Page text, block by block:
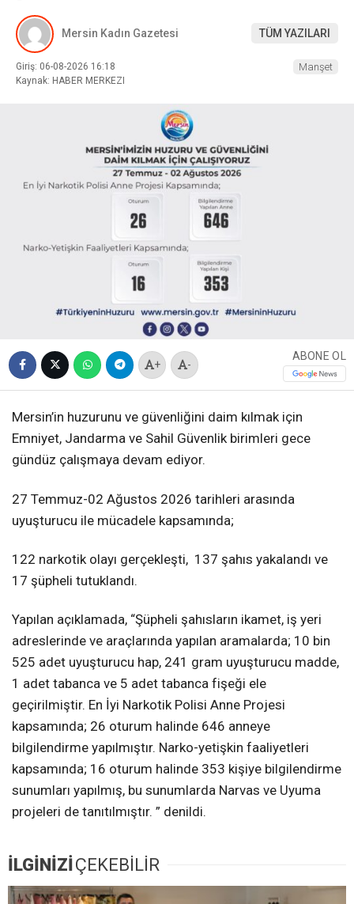
Mersin Kadın Gazetesi TÜM YAZILARI
Giriş: 06-08-2026 16:18
Kaynak: HABER MERKEZI
Manşet
+ -
ABONE OL
Mersin’in huzurunu ve güvenliğini daim kılmak için
Emniyet, Jandarma ve Sahil Güvenlik birimleri gece
gündüz çalışmaya devam ediyor.
27 Temmuz-02 Ağustos 2026 tarihleri arasında
uyuşturucu ile mücadele kapsamında;
122 narkotik olayı gerçekleşti, 137 şahıs yakalandı ve
17 şüpheli tutuklandı.
Yapılan açıklamada, “Şüpheli şahısların ikamet, iş yeri
adreslerinde ve araçlarında yapılan aramalarda; 10 bin
525 adet uyuşturucu hap, 241 gram uyuşturucu madde,
1 adet tabanca ve 5 adet tabanca fişeği ele
geçirilmiştir. En İyi Narkotik Polisi Anne Projesi
kapsamında; 26 oturum halinde 646 anneye
bilgilendirme yapılmıştır. Narko-yetişkin faaliyetleri
kapsamında; 16 oturum halinde 353 kişiye bilgilendirme
sunumları yapılmış, bu sunumlarda Narvas ve Uyuma
projeleri de tanıtılmıştır. ” denildi.
İLGİNİZİÇEKEBİLİR